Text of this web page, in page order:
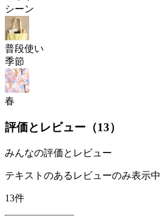
シーン
普段使い
季節
春
評価とレビュー（13）
みんなの評価とレビュー
テキストのあるレビューのみ表示中
13件